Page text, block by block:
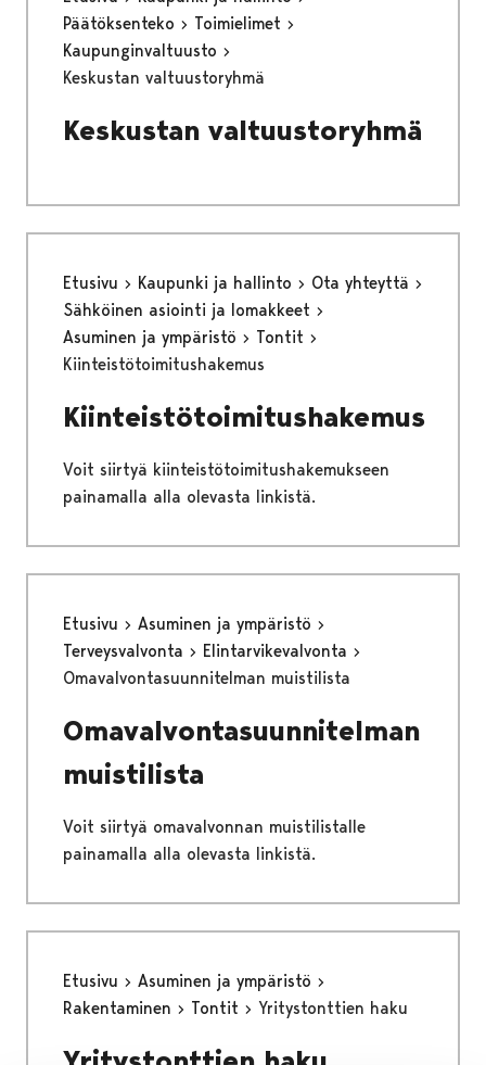
Päätöksenteko
Toimielimet
Kaupunginvaltuusto
Keskustan valtuustoryhmä
Keskustan valtuustoryhmä
Etusivu Kaupunki ja hallinto
Ota yhteyttä
Sähköinen asiointi ja lomakkeet
Asuminen ja ympäristö
Tontit
Kiinteistötoimitushakemus
Kiinteistötoimitushakemus
Voit siirtyä kiinteistötoimitushakemukseen
painamalla alla olevasta linkistä.
Etusivu
Asuminen ja ympäristö
Terveysvalvonta
Elintarvikevalvonta
Omavalvontasuunnitelman muistilista
Omavalvontasuunnitelman
muistilista
Voit siirtyä omavalvonnan muistilistalle
painamalla alla olevasta linkistä.
Etusivu
Asuminen ja ympäristö
Rakentaminen
Tontit Yritystonttien haku